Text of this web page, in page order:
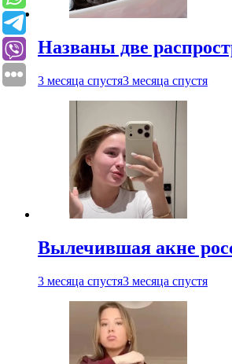
Названы две
3 месяца спустя3 месяца спустя
Вылечившая акне
3 месяца спустя3 месяца спустя